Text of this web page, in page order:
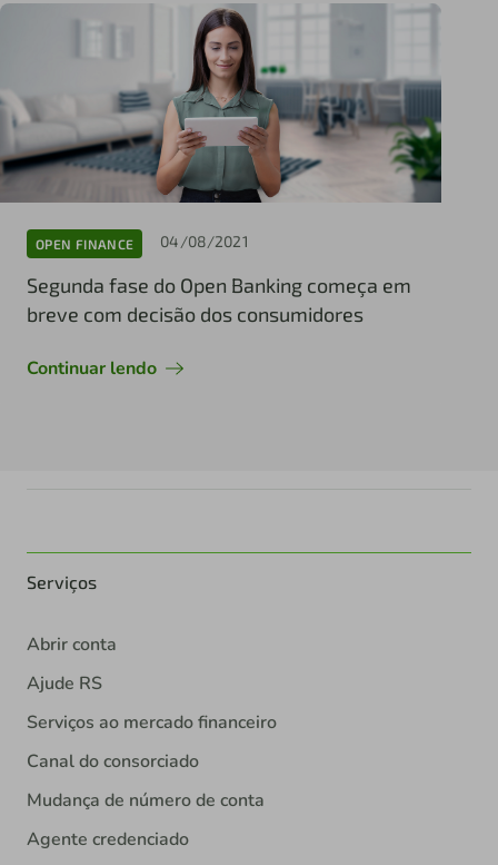
OPEN FINANCE 04/08/2021
Segunda fase do Open Banking começa em
breve com decisão dos consumidores
Continuar lendo
Serviços
Abrir conta
Ajude RS
Serviços ao mercado financeiro
Canal do consorciado
Mudança de número de conta
Agente credenciado